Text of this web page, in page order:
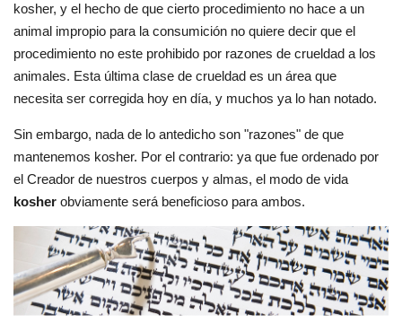
kosher, y el hecho de que cierto procedimiento no hace a un
animal impropio para la consumición no quiere decir que el
procedimiento no este prohibido por razones de crueldad a los
animales. Esta última clase de crueldad es un área que
necesita ser corregida hoy en día, y muchos ya lo han notado.
Sin embargo, nada de lo antedicho son "razones" de que
mantenemos kosher. Por el contrario: ya que fue ordenado por
el Creador de nuestros cuerpos y almas, el modo de vida
kosher obviamente será beneficioso para ambos.